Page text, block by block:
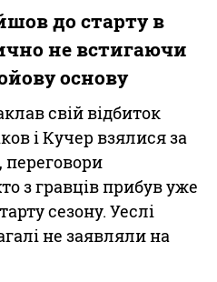
до старту в
не встигаючи
основу
свій відбиток
і Кучер взялися за
переговори
з гравців прибув уже
сезону. Уеслі
не заявляли на